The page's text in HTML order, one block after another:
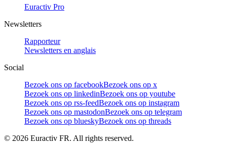
Euractiv Pro
Newsletters
Rapporteur
Newsletters en anglais
Social
Bezoek ons op facebookBezoek ons op x
Bezoek ons op linkedinBezoek ons op youtube
Bezoek ons op rss-feedBezoek ons op instagram
Bezoek ons op mastodonBezoek ons op telegram
Bezoek ons op blueskyBezoek ons op threads
© 2026 Euractiv FR. All rights reserved.